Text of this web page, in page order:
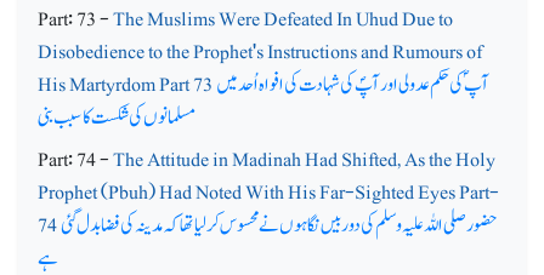
Part: 73 -The Muslims Were Defeated In Uhud Due to
Disobedience to the Prophet's Instructions and Rumours of
His Martyrdom Part 73آپ ؐ کی حکم عدولی اور آپؐ کی شہادت کی افواہ اُحد میں
مسلمانوں کی شکست کا سبب بنی
Part: 74 -The Attitude in Madinah Had Shifted, As the Holy
Prophet (Pbuh) Had Noted With His Far-Sighted Eyes Part-
74حضور صلی اللہ علیہ وسلم کی دوربیں نگاہوں نے محسوس کرلیا تھا کہ مدینہ کی فضا بدل گئی
ہے